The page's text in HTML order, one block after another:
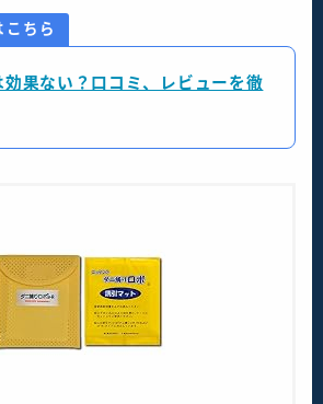
こちら
果ない？口コミ、レビューを徹